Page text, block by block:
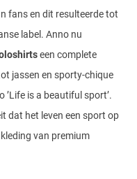
fans en dit resulteerde tot
label. Anno nu
een complete
jassen en sporty-chique
is a beautiful sport’.
dat het leven een sport op
van premium